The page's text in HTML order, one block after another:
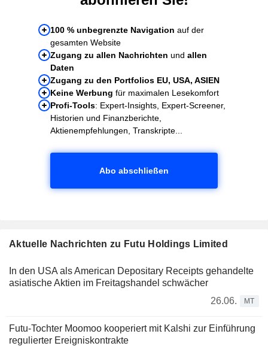
100 % unbegrenzte Navigation auf der
gesamten Website
Zugang zu allen Nachrichten und allen
Daten
Zugang zu den Portfolios EU, USA, ASIEN
Keine Werbung für maximalen Lesekomfort
Profi-Tools: Expert-Insights, Expert-Screener,
Historien und Finanzberichte,
Aktienempfehlungen, Transkripte...
Abo abschließen
Aktuelle Nachrichten zu Futu Holdings Limited
In den USA als American Depositary Receipts gehandelte
asiatische Aktien im Freitagshandel schwächer
26.06.
MT
Futu-Tochter Moomoo kooperiert mit Kalshi zur Einführung
regulierter Ereigniskontrakte